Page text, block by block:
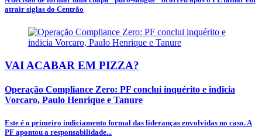
atrair siglas do Centrão
VAI ACABAR EM PIZZA?
Operação Compliance Zero: PF conclui inquérito e indicia
Vorcaro, Paulo Henrique e Tanure
Este é o primeiro indiciamento formal das lideranças envolvidas no caso. A
PF apontou a responsabilidade...